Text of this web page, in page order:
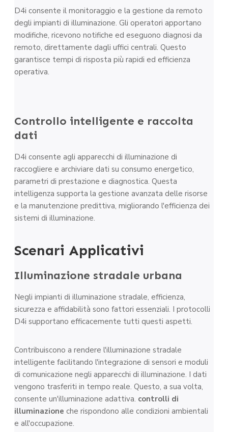
D4i consente il monitoraggio e la gestione da remoto
degli impianti di illuminazione. Gli operatori apportano
modifiche, ricevono notifiche ed eseguono diagnosi da
remoto, direttamente dagli uffici centrali. Questo
garantisce tempi di risposta più rapidi ed efficienza
operativa.
Controllo intelligente e raccolta
dati
D4i consente agli apparecchi di illuminazione di
raccogliere e archiviare dati su consumo energetico,
parametri di prestazione e diagnostica. Questa
intelligenza supporta la gestione avanzata delle risorse
e la manutenzione predittiva, migliorando l'efficienza dei
sistemi di illuminazione.
Scenari Applicativi
Illuminazione stradale urbana
Negli impianti di illuminazione stradale, efficienza,
sicurezza e affidabilità sono fattori essenziali. I protocolli
D4i supportano efficacemente tutti questi aspetti.
Contribuiscono a rendere l'illuminazione stradale
intelligente facilitando l'integrazione di sensori e moduli
di comunicazione negli apparecchi di illuminazione. I dati
vengono trasferiti in tempo reale. Questo, a sua volta,
consente un'illuminazione adattiva. controlli di
illuminazione che rispondono alle condizioni ambientali
e all'occupazione.